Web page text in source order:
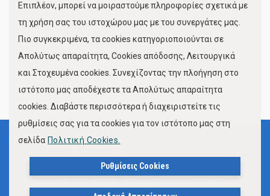
FOLLOW US
Όροι Χρήσης
Πολιτική Προστασίας Προσωπικών Δεδομένων
Επιπλέον, μπορεί να μοιραστούμε πληροφορίες σχετικά με
τη χρήση σας του ιστοχώρου μας με του συνεργάτες μας.
Πιο συγκεκριμένα, τα cookies κατηγοριοποιούνται σε
Απολύτως απαραίτητα, Cookies απόδοσης, Λειτουργικά
και Στοχευμένα cookies. Συνεχίζοντας την πλοήγηση στο
ιστότοπο μας αποδέχεστε τα Απολύτως απαραίτητα
cookies. Διαβάστε περισσότερα ή διαχειριστείτε τις
ρυθμίσεις σας για τα cookies για τον ιστότοπο μας στη
σελίδα Πολιτική Cookies.
Ρυθμίσεις Cookies